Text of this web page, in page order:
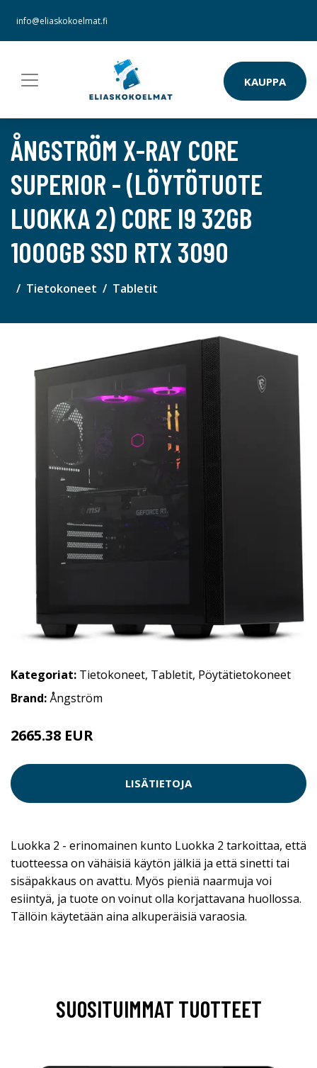
info@eliaskokoelmat.fi
KAUPPA
ÅNGSTRÖM X-RAY CORE
SUPERIOR - (LÖYTÖTUOTE
LUOKKA 2) CORE I9 32GB
1000GB SSD RTX 3090
Tietokoneet Tabletit
Kategoriat: Tietokoneet, Tabletit, Pöytätietokoneet
Brand:Ångström
2665.38 EUR
LISÄTIETOJA
Luokka 2 - erinomainen kunto Luokka 2 tarkoittaa, että
tuotteessa on vähäisiä käytön jälkiä ja että sinetti tai
sisäpakkaus on avattu. Myös pieniä naarmuja voi
esiintyä, ja tuote on voinut olla korjattavana huollossa.
Tällöin käytetään aina alkuperäisiä varaosia.
SUOSITUIMMAT TUOTTEET